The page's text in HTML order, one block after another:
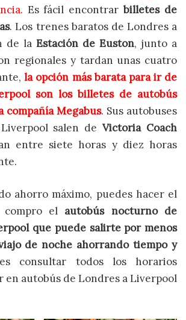
Es fácil encontrarbilletes de
. Los trenes baratos de Londres a
de la Estación de Euston, junto a
regionales y tardan unas cuatro
la opción más barata para ir de
son los billetes de autobús
compañía Megabus. Sus autobuses
salen deVictoria Coach
entre siete horas y diez horas
ahorro máximo, puedes hacer el
el autobús nocturno de
que puede salirte por menos
de noche ahorrando tiempo y
consultar todos los horarios
en autobús de Londres a Liverpool